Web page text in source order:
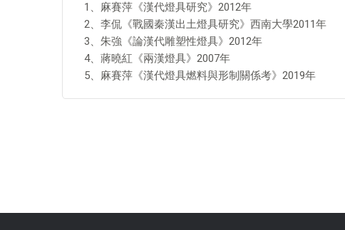
1、麻賽萍《漢代燈具研究》2012年
2、李侃《戰國秦漢出土燈具研究》西南大學2011年
3、朱強《論漢代雕塑性燈具》2012年
4、蔣曉紅《兩漢燈具》2007年
5、麻賽萍《漢代燈具燃料與形制關係考》2019年